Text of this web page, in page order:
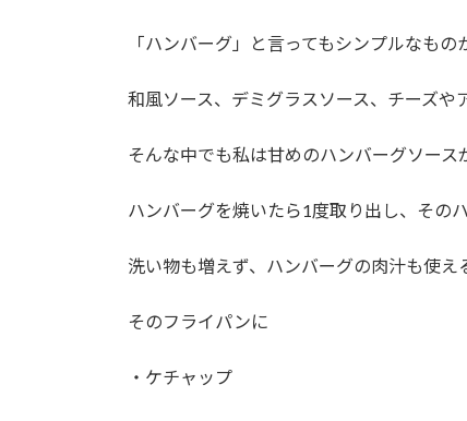
「ハンバーグ」と言ってもシンプルなもの
和風ソース、デミグラスソース、チーズや
そんな中でも私は甘めのハンバーグソース
ハンバーグを焼いたら1度取り出し、その
洗い物も増えず、ハンバーグの肉汁も使え
そのフライパンに
・ケチャップ